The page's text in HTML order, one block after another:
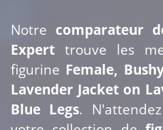
Notre comparateur
Expert trouve les
figurine Female,
Lavender Jacket on
Blue Legs.